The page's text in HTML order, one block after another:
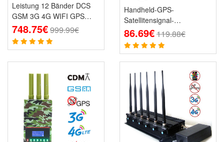
Leistung 12 Bänder DCS
GSM 3G 4G WIFI GPS
Störsender
748.75€999.99€
Handheld-GPS-
Satellitensignal-
Abfangjäger Störsender
86.69€119.88€